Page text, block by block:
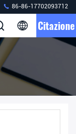
86-86-17702093712
Citazione